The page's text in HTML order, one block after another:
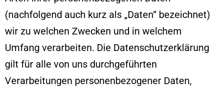
(nachfolgend auch kurz als „Daten“ bezeichnet)
wir zu welchen Zwecken und in welchem
Umfang verarbeiten. Die Datenschutzerklärung
gilt für alle von uns durchgeführten
Verarbeitungen personenbezogener Daten,